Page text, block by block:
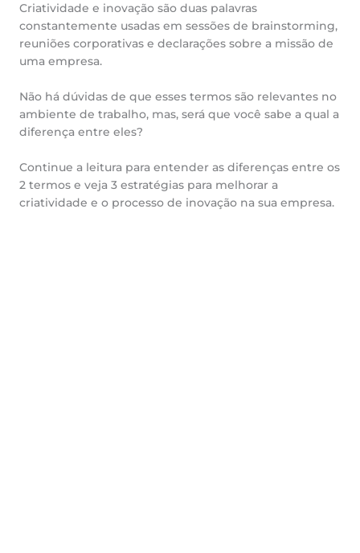
Criatividade e inovação são duas palavras
constantemente usadas em sessões de brainstorming,
reuniões corporativas e declarações sobre a missão de
uma empresa.
Não há dúvidas de que esses termos são relevantes no
ambiente de trabalho, mas, será que você sabe a qual a
diferença entre eles?
Continue a leitura para entender as diferenças entre os
2 termos e veja 3 estratégias para melhorar a
criatividade e o processo de inovação na sua empresa.